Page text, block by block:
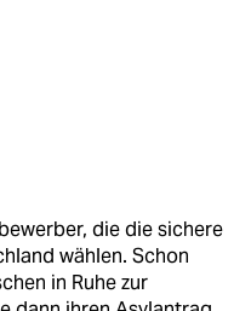
die die sichere
wählen. Schon
in Ruhe zur